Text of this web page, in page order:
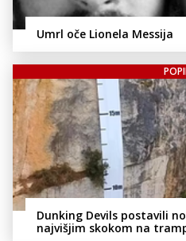
Umrl oče Lionela Messija
Dunking Devils postavili
najvišjim skokom na